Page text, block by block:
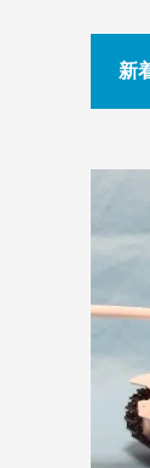
新